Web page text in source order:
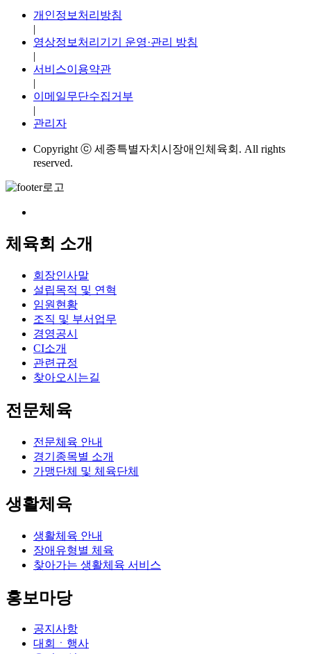
개인정보처리방침
|
영상정보처리기기 운영·관리 방침
|
서비스이용약관
|
이메일무단수집거부
|
관리자
Copyright ⓒ 세종특별자치시장애인체육회. All rights
reserved.
체육회 소개
회장인사말
설립목적 및 연혁
임원현황
조직 및 부서업무
경영공시
CI소개
관련규정
찾아오시는길
전문체육
전문체육 안내
경기종목별 소개
가맹단체 및 체육단체
생활체육
생활체육 안내
장애유형별 체육
찾아가는 생활체육 서비스
홍보마당
공지사항
대회ㆍ행사